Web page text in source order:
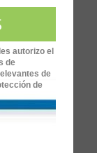
autorizo el
de
de
de